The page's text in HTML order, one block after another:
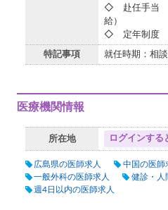
◇ 赴任手当
給）
◇ 定年制度
特記事項 就任時期：相
医療機関情報
所在地 ログインする
広島県の医師求人 中国の医師
一般外科の医師求人
健診・人
週4日以内の医師求人